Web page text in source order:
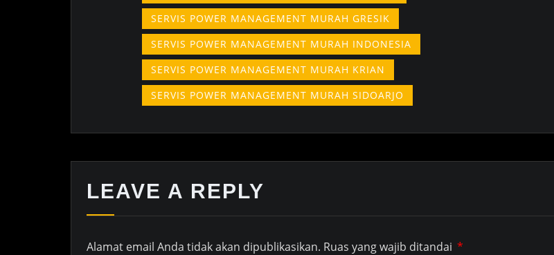
SERVIS POWER MANAGEMENT MURAH GRESIK
SERVIS POWER MANAGEMENT MURAH INDONESIA
SERVIS POWER MANAGEMENT MURAH KRIAN
SERVIS POWER MANAGEMENT MURAH SIDOARJO
LEAVE A REPLY
Alamat email Anda tidak akan dipublikasikan. Ruas yang wajib ditandai *